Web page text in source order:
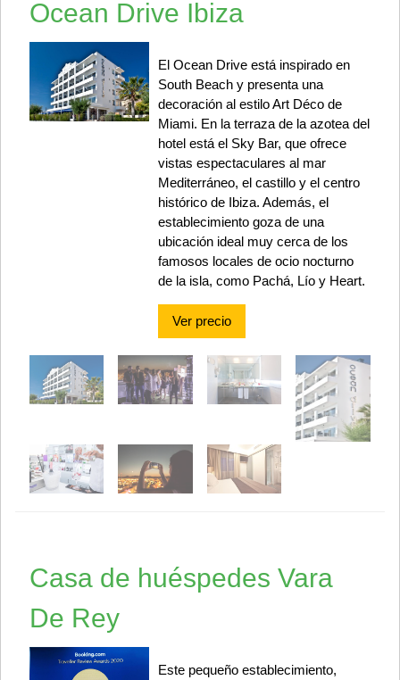
Ocean Drive Ibiza
El Ocean Drive está inspirado en
South Beach y presenta una
decoración al estilo Art Déco de
Miami. En la terraza de la azotea del
hotel está el Sky Bar, que ofrece
vistas espectaculares al mar
Mediterráneo, el castillo y el centro
histórico de Ibiza. Además, el
establecimiento goza de una
ubicación ideal muy cerca de los
famosos locales de ocio nocturno
de la isla, como Pachá, Lío y Heart.
Ver precio
Casa de huéspedes Vara
De Rey
Este pequeño establecimiento,